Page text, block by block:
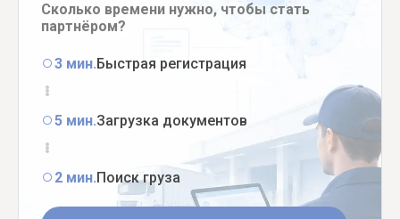
Сколько времени нужно, чтобы стать
партнёром?
3 мин.Быстрая регистрация
5 мин.Загрузка документов
2 мин.Поиск груза